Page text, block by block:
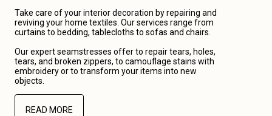
Take care of your interior decoration by repairing and
reviving your home textiles. Our services range from
curtains to bedding, tablecloths to sofas and chairs.
Our expert seamstresses offer to repair tears, holes,
tears, and broken zippers, to camouflage stains with
embroidery or to transform your items into new
objects.
READ MORE